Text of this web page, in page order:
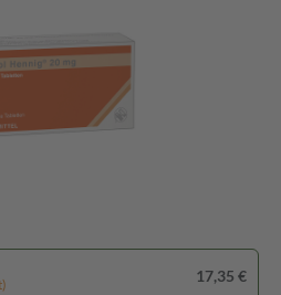
17,35 €